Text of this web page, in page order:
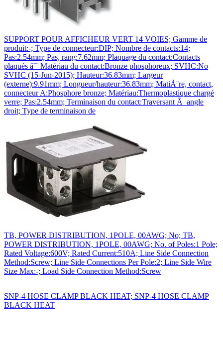
SUPPORT POUR AFFICHEUR VERT 14 VOIES; Gamme de
produit:-; Type de connecteur:DIP; Nombre de contacts:14;
Pas:2.54mm; Pas, rang:7.62mm; Plaquage du contact:Contacts
plaqués âˆ¨ Matériau du contact:Bronze phosphoreux; SVHC:No
SVHC (15-Jun-2015); Hauteur:36.83mm; Largeur
(externe):9.91mm; Longueur/hauteur:36.83mm; MatiÃ¨re, contact,
connecteur A:Phosphore bronze; Matériau:Thermoplastique chargé
verre; Pas:2.54mm; Terminaison du contact:Traversant Ã angle
droit; Type de terminaison de
TB, POWER DISTRIBUTION, 1POLE, 00AWG; No; TB,
POWER DISTRIBUTION, 1POLE, 00AWG; No. of Poles:1 Pole;
Rated Voltage:600V; Rated Current:510A; Line Side Connection
Method:Screw; Line Side Connections Per Pole:2; Line Side Wire
Size Max:-; Load Side Connection Method:Screw
SNP-4 HOSE CLAMP BLACK HEAT; SNP-4 HOSE CLAMP
BLACK HEAT